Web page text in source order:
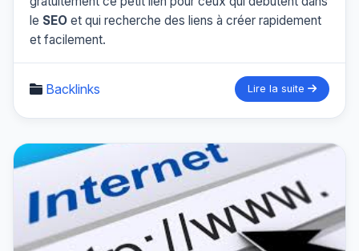
le SEO et qui recherche des liens à créer rapidement
et facilement.
Backlinks Lire la suite